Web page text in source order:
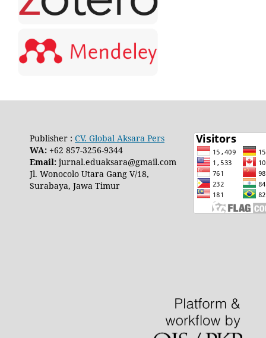
Publisher : CV. Global Aksara Pers
WA:+62 857-3256-9344
Email:jurnal.eduaksara@gmail.com
Jl. Wonocolo Utara Gang V/18,
Surabaya, Jawa Timur